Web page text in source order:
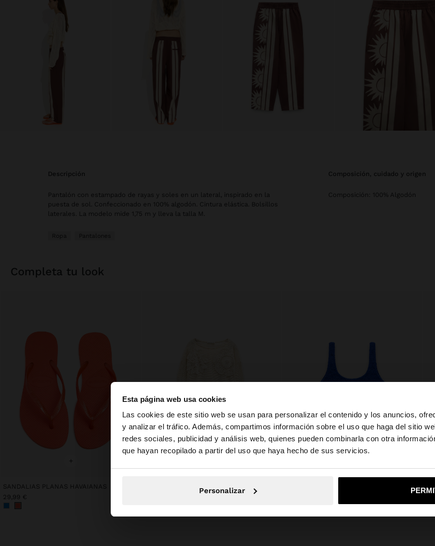
Esta página web usa cookies
Las cookies de este sitio web se usan para personalizar el contenido y los anuncios,
y analizar el tráfico. Además, compartimos información sobre el uso que haga del sitio
redes sociales, publicidad y análisis web, quienes pueden combinarla con otra
que hayan recopilado a partir del uso que haya hecho de sus servicios.
Personalizar
hola
Estás accediendo a la web de España. ¿Quieres ir a la web de United
No, continuar en la web de España Sí,
descripción
Pantalón con estampado de rayas y soles en un lateral, inspirado en la
puesta de sol. Confeccionado en 100% algodón. Cintura elástica. Bolsillos
laterales. La modelo mide 1,75 m y lleva la talla M.
Ropa Pantalones
composición, cuidado y origen
Composición: 100% Algodón
completa tu look
+
SANDALIAS PLANAS HAVAIANAS
29,99 €